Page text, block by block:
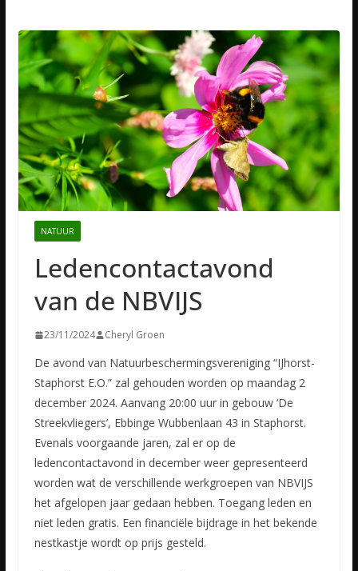
NATUUR
Ledencontactavond
van de NBVIJS
23/11/2024 Cheryl Groen
De avond van Natuurbeschermingsvereniging “IJhorst-
Staphorst E.O.” zal gehouden worden op maandag 2
december 2024. Aanvang 20:00 uur in gebouw ‘De
Streekvliegers’, Ebbinge Wubbenlaan 43 in Staphorst.
Evenals voorgaande jaren, zal er op de
ledencontactavond in december weer gepresenteerd
worden wat de verschillende werkgroepen van NBVIJS
het afgelopen jaar gedaan hebben. Toegang leden en
niet leden gratis. Een financiële bijdrage in het bekende
nestkastje wordt op prijs gesteld.